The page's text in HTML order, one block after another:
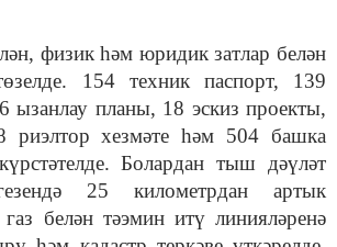
физик һәм юридик затлар белән
154 техник паспорт, 139
ызанлау планы, 18 эскиз проекты,
риэлтор хезмәте һәм 504 башка
Болардан тыш дәүләт
25 километрдан артык
белән тәэмин итү линияләренә